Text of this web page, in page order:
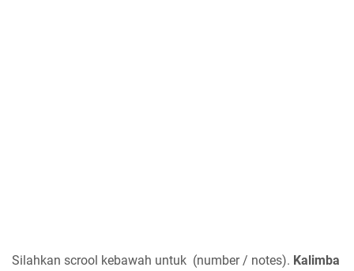
Silahkan scrool kebawah untuk (number / notes). Kalimba